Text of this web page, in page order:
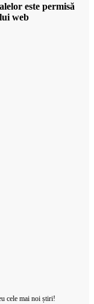
este permisă
web
cele mai noi știri!